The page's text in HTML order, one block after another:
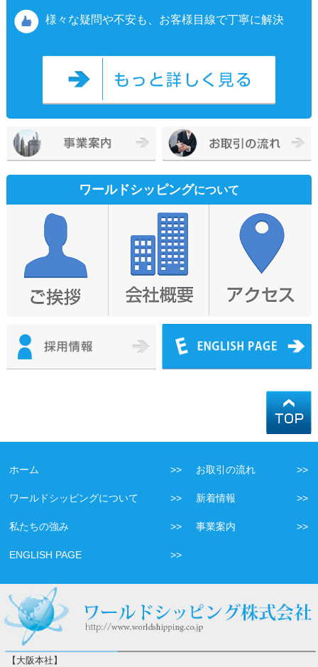
様々な疑問や不安も、お客様目線で丁寧に解決
ワールドシッピングについて
ホーム お取引の流れ
ワールドシッピングについて 新着情報
私たちの強み 事業案内
ENGLISH PAGE
【大阪本社】